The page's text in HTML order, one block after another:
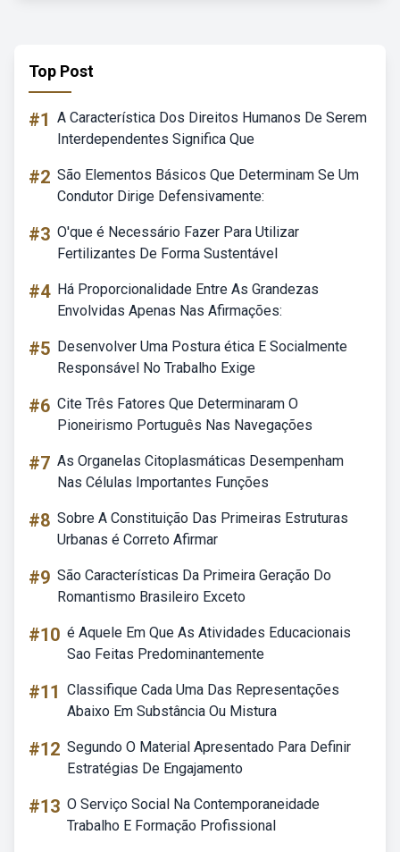
Top Post
#1 A Característica Dos Direitos Humanos De Serem
Interdependentes Significa Que
#2 São Elementos Básicos Que Determinam Se Um
Condutor Dirige Defensivamente:
#3 O'que é Necessário Fazer Para Utilizar
Fertilizantes De Forma Sustentável
#4 Há Proporcionalidade Entre As Grandezas
Envolvidas Apenas Nas Afirmações:
#5 Desenvolver Uma Postura ética E Socialmente
Responsável No Trabalho Exige
#6 Cite Três Fatores Que Determinaram O
Pioneirismo Português Nas Navegações
#7 As Organelas Citoplasmáticas Desempenham
Nas Células Importantes Funções
#8 Sobre A Constituição Das Primeiras Estruturas
Urbanas é Correto Afirmar
#9 São Características Da Primeira Geração Do
Romantismo Brasileiro Exceto
#10 é Aquele Em Que As Atividades Educacionais
Sao Feitas Predominantemente
#11 Classifique Cada Uma Das Representações
Abaixo Em Substância Ou Mistura
#12 Segundo O Material Apresentado Para Definir
Estratégias De Engajamento
#13 O Serviço Social Na Contemporaneidade
Trabalho E Formação Profissional